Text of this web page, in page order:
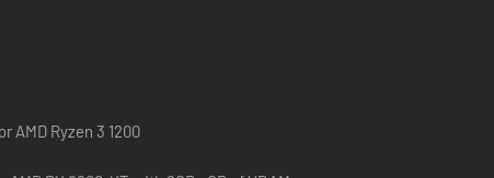
AMD Ryzen 3 1200